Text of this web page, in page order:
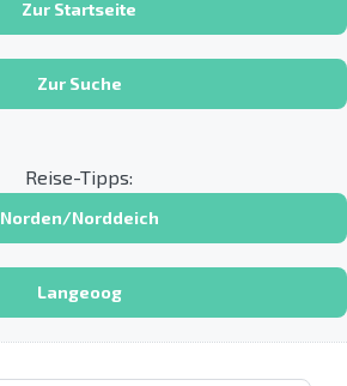
Zur Startseite
Zur Suche
Reise-Tipps:
Norden/Norddeich
Langeoog